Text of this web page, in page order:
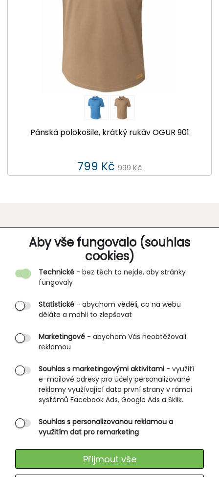
Aby vše fungovalo (souhlas
cookies)
Technické - bez těch to nejde, aby stránky
fungovaly
Statistické - abychom věděli, co na webu
děláte a mohli to zlepšovat
Marketingové - abychom Vás neobtěžovali
reklamou
Souhlas s marketingovými aktivitami - využití
e-mailové adresy pro účely personalizované
reklamy využívající data první strany v rámci
systémů Facebook Ads, Google Ads a Sklik.
Souhlas s personalizovanou reklamou a
využitím dat pro remarketing
Přijmout vše
Pánská polokošile, krátký rukáv OGUR 901
799 Kč 999 Kč
O SPOLEČNOSTI
O nás
Partnerské prodejny
B2B vstup
PRŮVODCE NAKUPOVÁNÍM
Obchodní podmínky
Rozměrové tabulky
Způsoby doručení
Ochrana osobních údajů
SLUŽBY ZÁKAZNÍKŮM
Výměna zboží